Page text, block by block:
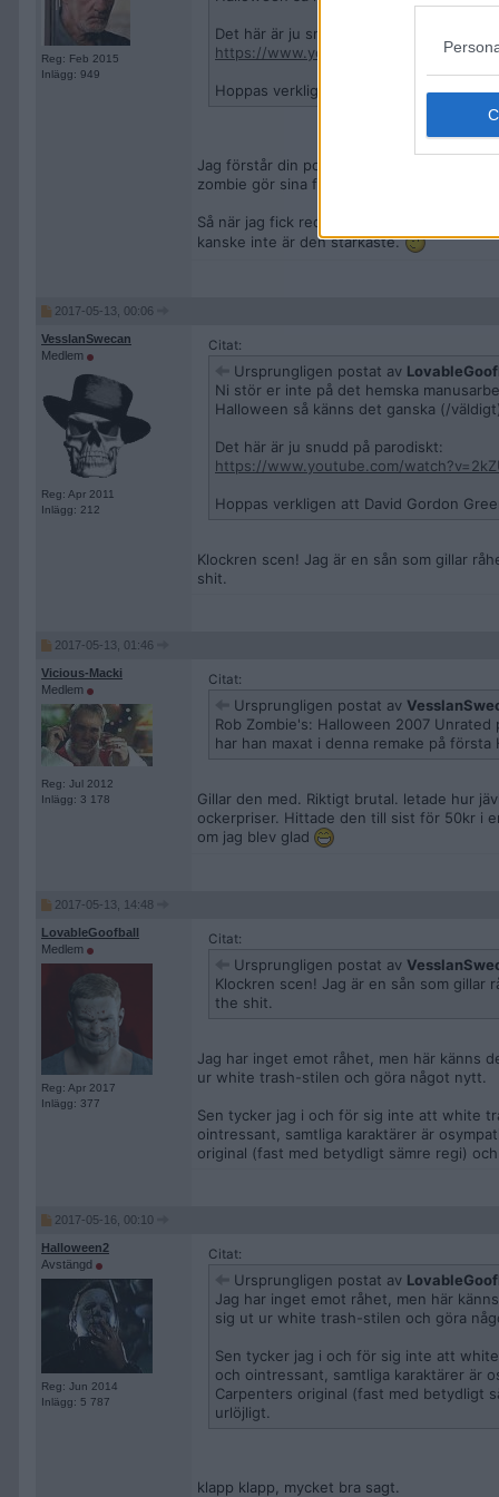
Reg: Feb 2015
Inlägg: 949
Det här är ju snudd på parodiskt:
https://www.youtube.com/
Hoppas verkligen att David Gordon
Jag förstår din poäng till 100%. Men jag
zombie gör sina filmer ganska speciella.
Så när jag fick reda på att han skulle göra
kanske inte är den starkaste.
2017-05-13, 00:06
VesslanSwecan
Medlem
Reg: Apr 2011
Inlägg: 212
Citat:
Ursprungligen postat av
Ni stör er inte på det hemska
Halloween så känns det ganska (/
Det här är ju snudd på parodiskt:
https://www.youtube.com/
Hoppas verkligen att David Gordon
Klockren scen! Jag är en sån som gillar
shit.
2017-05-13, 01:46
Vicious-Macki
Medlem
Reg: Jul 2012
Inlägg: 3 178
Citat:
Ursprungligen postat av
Rob Zombie's: Halloween 2007
har han maxat i denna remake på
Gillar den med. Riktigt brutal. letade hur
ockerpriser. Hittade den till sist för 50kr i
om jag blev glad
2017-05-13, 14:48
LovableGoofball
Medlem
Reg: Apr 2017
Inlägg: 377
Citat:
Ursprungligen postat av
Klockren scen! Jag är en sån som gillar
the shit.
Jag har inget emot råhet, men här känns
ur white trash-stilen och göra något nytt.
Sen tycker jag i och för sig inte att white
ointressant, samtliga karaktärer är
original (fast med betydligt sämre regi)
2017-05-16, 00:10
Halloween2
Avstängd
Reg: Jun 2014
Inlägg: 5 787
Citat:
Ursprungligen postat av
Jag har inget emot råhet, men här
sig ut ur white trash-stilen och göra
Sen tycker jag i och för sig inte att
och ointressant, samtliga karaktärer är
Carpenters original (fast med betydligt
urlöjligt.
klapp klapp, mycket bra sagt.